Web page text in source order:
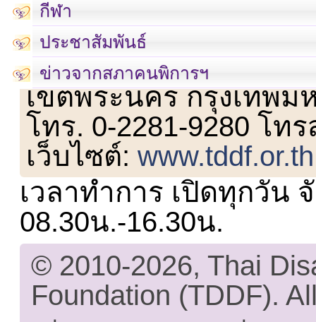
กีฬา
ประชาสัมพันธ์
ข่าวจากสภาคนพิการฯ
เลขที่ 23 ชั้น 2 ถนนวิ
เขตพระนคร กรุงเทพม
โทร. 0-2281-9280 โท
เว็บไซต์:www.tddf.or.th
เวลาทำการ เปิดทุกวัน
08.30น.-16.30น.
© 2010-2026, Thai
Foundation (TDDF).